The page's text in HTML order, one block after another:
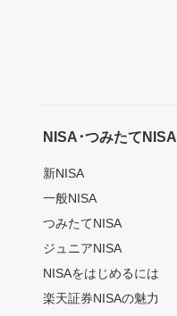
NISA･つみたてNISA
新NISA
一般NISA
つみたてNISA
ジュニアNISA
NISAをはじめるには
楽天証券NISAの魅力